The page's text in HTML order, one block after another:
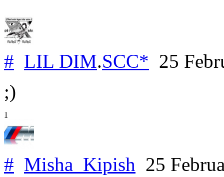
# LIL DIM.SCC* 25
;)
1
# Misha_Kipish 25